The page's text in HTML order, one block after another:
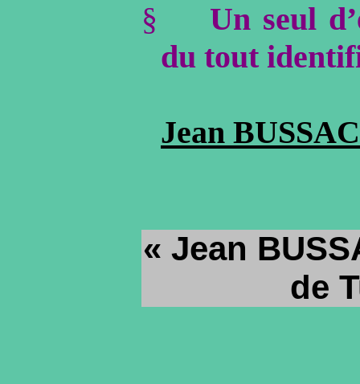
§
Un seul
du tout
Jean
« Jean
de